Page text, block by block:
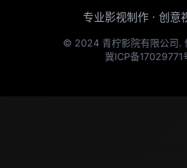
专业影视制作 · 创意
© 2024 青柠影院有限公司.
冀ICP备17029771